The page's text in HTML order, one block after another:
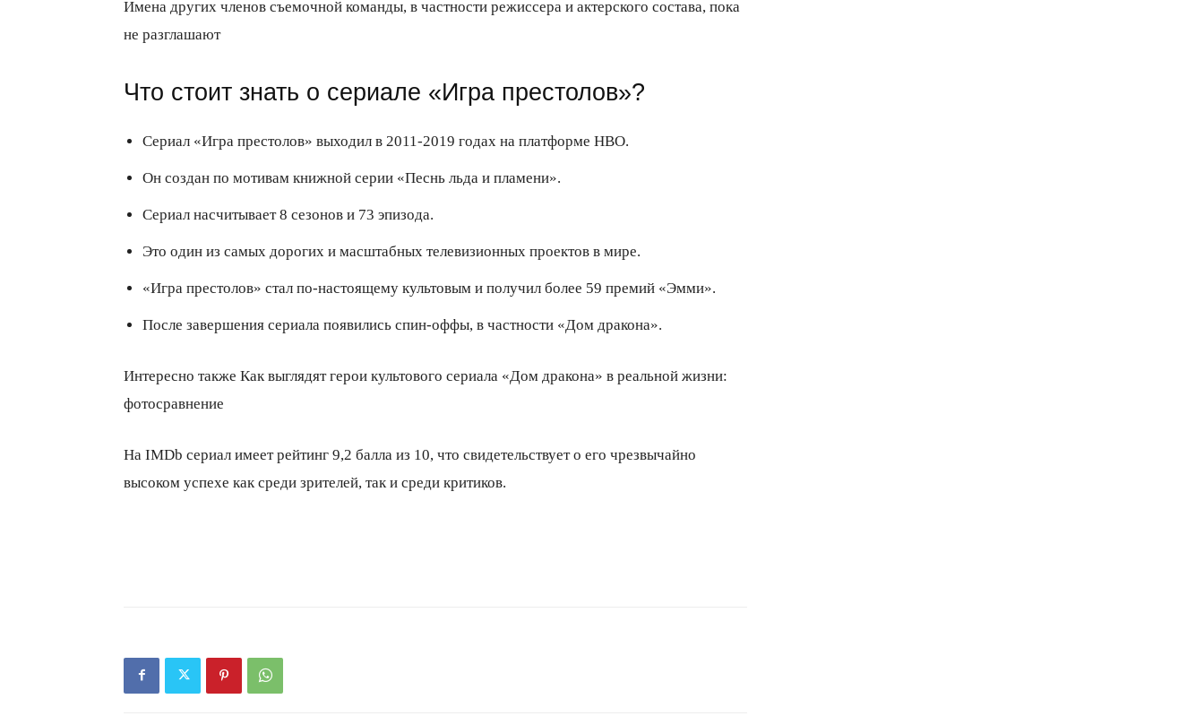
Имена других членов съемочной команды, в частности режиссера и актерского состава, пока
не разглашают
Что стоит знать о сериале «Игра престолов»?
Сериал «Игра престолов» выходил в 2011-2019 годах на платформе HBO.
Он создан по мотивам книжной серии «Песнь льда и пламени».
Сериал насчитывает 8 сезонов и 73 эпизода.
Это один из самых дорогих и масштабных телевизионных проектов в мире.
«Игра престолов» стал по-настоящему культовым и получил более 59 премий «Эмми».
После завершения сериала появились спин-оффы, в частности «Дом дракона».
Интересно также Как выглядят герои культового сериала «Дом дракона» в реальной жизни:
фотосравнение
На IMDb сериал имеет рейтинг 9,2 балла из 10, что свидетельствует о его чрезвычайно
высоком успехе как среди зрителей, так и среди критиков.